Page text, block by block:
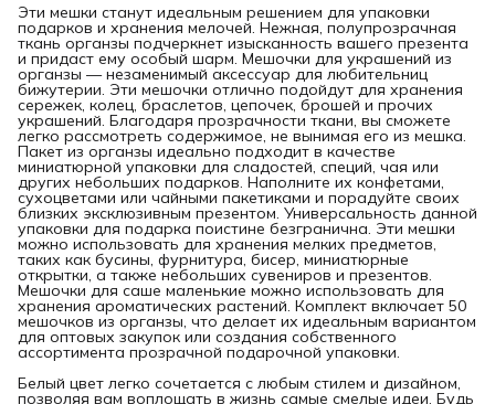
Эти мешки станут идеальным решением для упаковки
подарков и хранения мелочей. Нежная, полупрозрачная
ткань органзы подчеркнет изысканность вашего презента
и придаст ему особый шарм. Мешочки для украшений из
органзы — незаменимый аксессуар для любительниц
бижутерии. Эти мешочки отлично подойдут для хранения
сережек, колец, браслетов, цепочек, брошей и прочих
украшений. Благодаря прозрачности ткани, вы сможете
легко рассмотреть содержимое, не вынимая его из мешка.
Пакет из органзы идеально подходит в качестве
миниатюрной упаковки для сладостей, специй, чая или
других небольших подарков. Наполните их конфетами,
сухоцветами или чайными пакетиками и порадуйте своих
близких эксклюзивным презентом. Универсальность данной
упаковки для подарка поистине безгранична. Эти мешки
можно использовать для хранения мелких предметов,
таких как бусины, фурнитура, бисер, миниатюрные
открытки, а также небольших сувениров и презентов.
Мешочки для саше маленькие можно использовать для
хранения ароматических растений. Комплект включает 50
мешочков из органзы, что делает их идеальным вариантом
для оптовых закупок или создания собственного
ассортимента прозрачной подарочной упаковки.
Белый цвет легко сочетается с любым стилем и дизайном,
позволяя вам воплощать в жизнь самые смелые идеи. Будь